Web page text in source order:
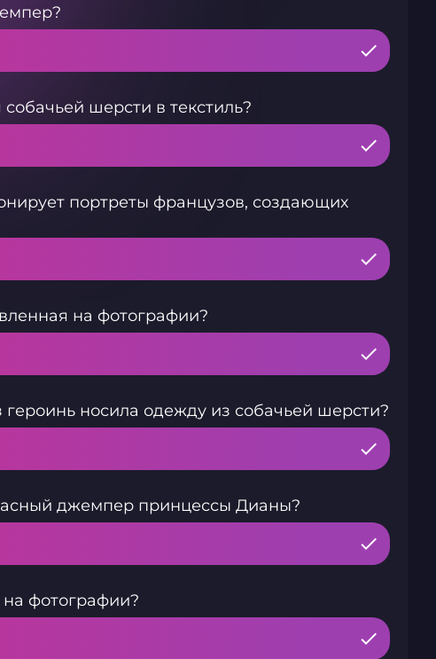
шерсти в текстиль?
портреты французов, создающих
на фотографии?
носила одежду из собачьей шерсти?
джемпер принцессы Дианы?
фотографии?